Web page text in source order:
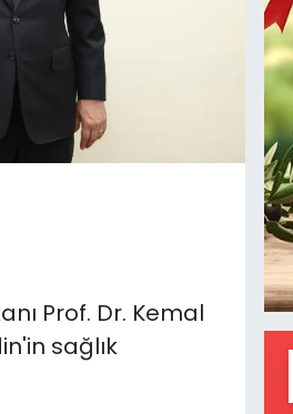
Prof. Dr. Kemal
sağlık